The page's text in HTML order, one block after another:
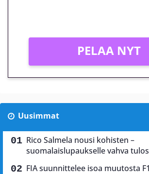
PELAA NYT
Uusimmat
Rico Salmela nousi kohisten –
suomalaislupaukselle vahva
FIA suunnittelee isoa muutosta